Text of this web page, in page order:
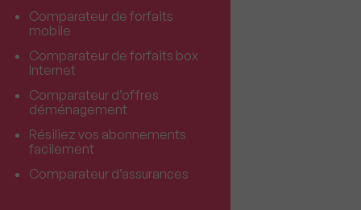
Comparateur de forfaits
mobile
Comparateur de forfaits box
Internet
Comparateur d’offres
déménagement
Résiliez vos abonnements
facilement
Comparateur d’assurances